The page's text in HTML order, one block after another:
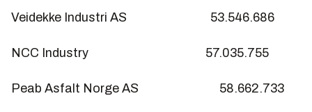
Veidekke Industri AS 53.546.686
NCC Industry 57.035.755
Peab Asfalt Norge AS 58.662.733